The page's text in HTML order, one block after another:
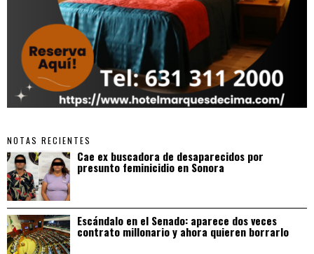
NOTAS RECIENTES
Cae ex buscadora de desaparecidos por
presunto feminicidio en Sonora
Escándalo en el Senado: aparece dos veces
contrato millonario y ahora quieren borrarlo